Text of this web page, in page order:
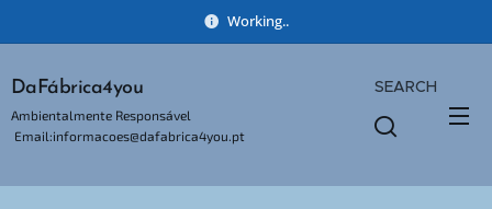
Working..
DaFábrica4you
Ambientalmente Responsável
Email:informacoes@dafabrica4you.pt
SEARCH